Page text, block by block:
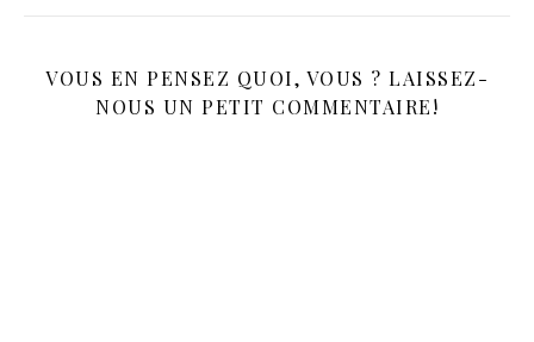
VOUS EN PENSEZ QUOI, VOUS ? LAISSEZ-
NOUS UN PETIT COMMENTAIRE!